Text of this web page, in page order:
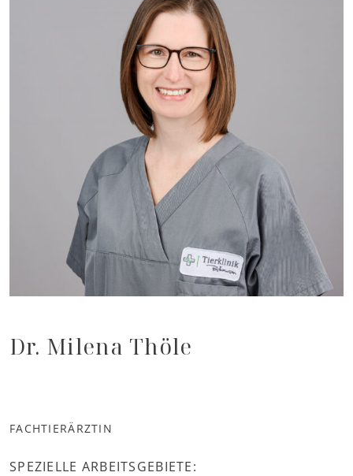
Dr. Milena Thöle
FACHTIERÄRZTIN
SPEZIELLE ARBEITSGEBIETE: